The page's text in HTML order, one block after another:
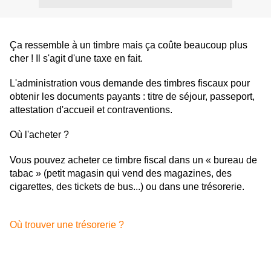
Ça ressemble à un timbre mais ça coûte beaucoup plus
cher ! Il s'agit d'une taxe en fait.
L'administration vous demande des timbres fiscaux pour
obtenir les documents payants : titre de séjour, passeport,
attestation d'accueil et contraventions.
Où l'acheter ?
Vous pouvez acheter ce timbre fiscal dans un « bureau de
tabac » (petit magasin qui vend des magazines, des
cigarettes, des tickets de bus...) ou dans une trésorerie.
Où trouver une trésorerie ?